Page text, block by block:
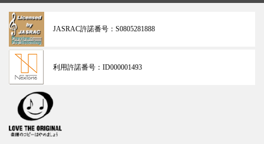
JASRAC許諾番号： S0805281888
利用許諾番号： ID000001493